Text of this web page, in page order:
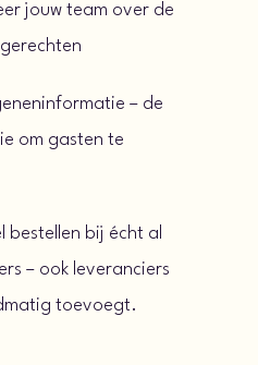
jouw team over de
– de
om gasten te
bestellen bij écht al
– ook leveranciers
toevoegt.